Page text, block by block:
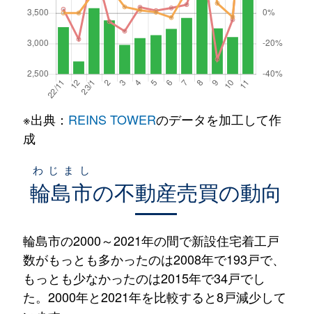
※出典： REINS TOWERのデータを加工して作
成
輪島市
わじまし
の不動産売買の動向
輪島市の2000～2021年の間で新設住宅着工戸
数がもっとも多かったのは2008年で193戸で、
もっとも少なかったのは2015年で34戸でし
た。2000年と2021年を比較すると8戸減少して